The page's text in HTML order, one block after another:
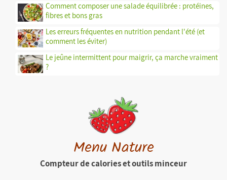
Comment composer une salade équilibrée : protéines,
fibres et bons gras
Les erreurs fréquentes en nutrition pendant l'été (et
comment les éviter)
Le jeûne intermittent pour maigrir, ça marche vraiment
?
Menu Nature
Compteur de calories et outils minceur